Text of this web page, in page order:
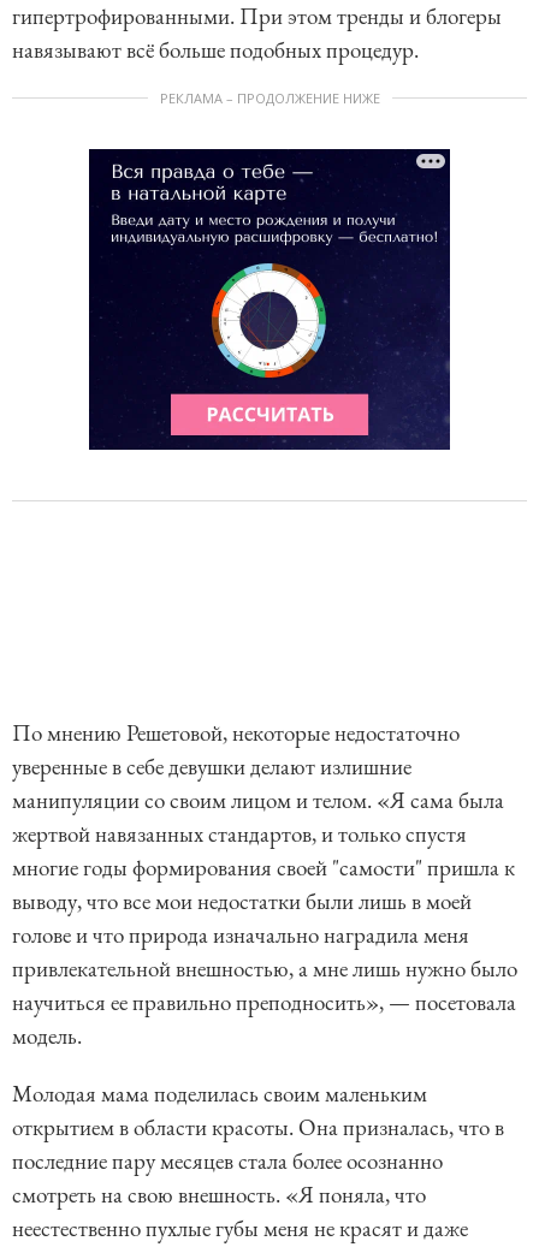
гипертрофированными. При этом тренды и блогеры
навязывают всё больше подобных процедур.
РЕКЛАМА – ПРОДОЛЖЕНИЕ НИЖЕ
По мнению Решетовой, некоторые недостаточно
уверенные в себе девушки делают излишние
манипуляции со своим лицом и телом. «Я сама была
жертвой навязанных стандартов, и только спустя
многие годы формирования своей "самости" пришла к
выводу, что все мои недостатки были лишь в моей
голове и что природа изначально наградила меня
привлекательной внешностью, а мне лишь нужно было
научиться ее правильно преподносить», — посетовала
модель.
Молодая мама поделилась своим маленьким
открытием в области красоты. Она призналась, что в
последние пару месяцев стала более осознанно
смотреть на свою внешность. «Я поняла, что
неестественно пухлые губы меня не красят и даже